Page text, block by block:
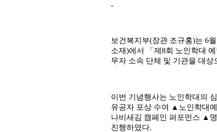
-
보건복지부(장관 조규홍)는 6
소재)에서 「제8회 노인학대
무자 소속 단체 및 기관을 대
이번 기념행사는 노인학대의
유공자 포상 수여 ▲노인학대
나비새김 캠페인 퍼포먼스 ▲
진행하였다.